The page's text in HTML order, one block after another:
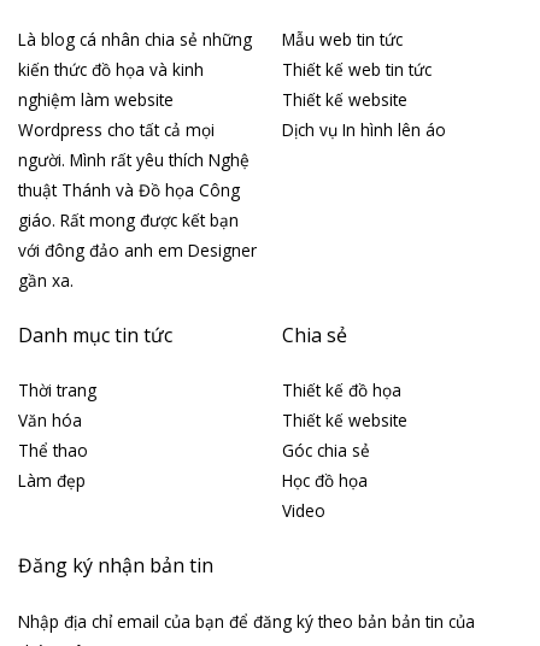
Là blog cá nhân chia sẻ những
kiến thức đồ họa và kinh
nghiệm làm website
Wordpress cho tất cả mọi
người. Mình rất yêu thích Nghệ
thuật Thánh và Đồ họa Công
giáo. Rất mong được kết bạn
với đông đảo anh em Designer
gần xa.
Mẫu web tin tức
Thiết kế web tin tức
Thiết kế website
Dịch vụ In hình lên áo
Danh mục tin tức
Thời trang
Văn hóa
Thể thao
Làm đẹp
Chia sẻ
Thiết kế đồ họa
Thiết kế website
Góc chia sẻ
Học đồ họa
Video
Đăng ký nhận bản tin
Nhập địa chỉ email của bạn để đăng ký theo bản bản tin của